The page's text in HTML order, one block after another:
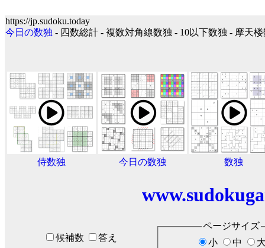
https://jp.sudoku.today
今日の数独 - 四数総計 - 複数対角線数独 - 10以下数独 - 摩天
侍数独 今日の数独 数独
候補数 答え
ページサイズ
小
中